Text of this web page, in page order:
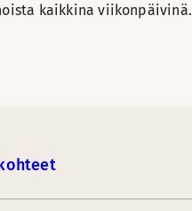
kaikkina viikonpäivinä.